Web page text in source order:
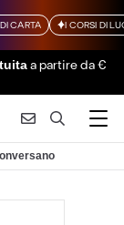
CARTA I CORSI DI
a partire da €